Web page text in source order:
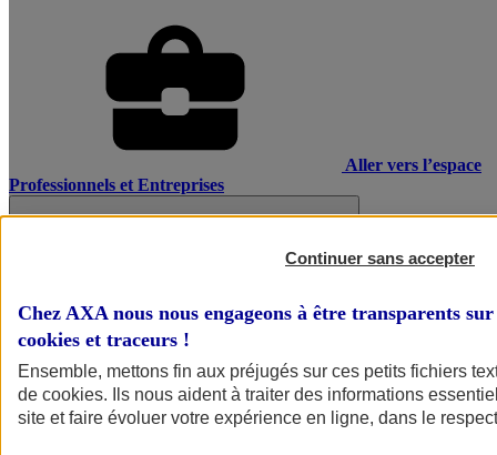
Aller vers l’espace
Professionnels et Entreprises
Continuer sans accepter
Chez AXA nous nous engageons à être transparents
cookies et traceurs !
Ensemble, mettons fin aux préjugés sur ces petits fichiers
de cookies. Ils nous aident à traiter des informations
site et faire évoluer votre expérience en ligne, dans le